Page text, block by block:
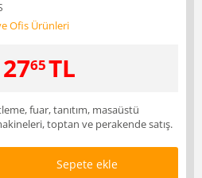
Ofis Ürünleri
65TL
fuar, tanıtım, masaüstü
toptan ve perakende satış.
Sepete ekle